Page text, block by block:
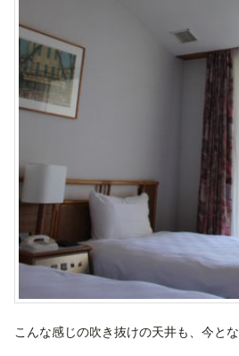
こんな感じの吹き抜けの天井も、今と